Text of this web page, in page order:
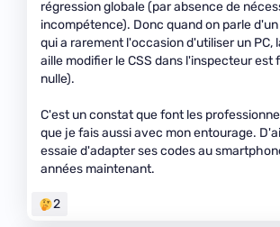
régression globale (par absence de
incompétence). Donc quand on parle
qui a rarement l'occasion d'utiliser un PC,
aille modifier le CSS dans l'inspecteur est
nulle).
C'est un constat que font les
que je fais aussi avec mon entourage.
essaie d'adapter ses codes au
années maintenant.
2